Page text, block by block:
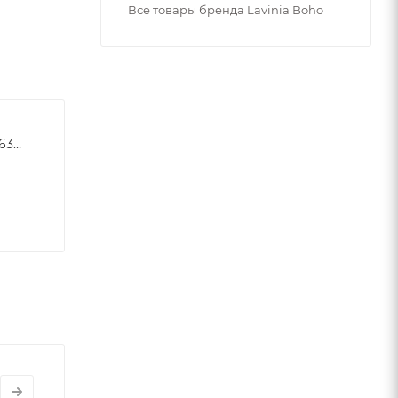
0da2d6dee1d2f7e201a4f9635e718eb4
Все товары бренда Lavinia Boho